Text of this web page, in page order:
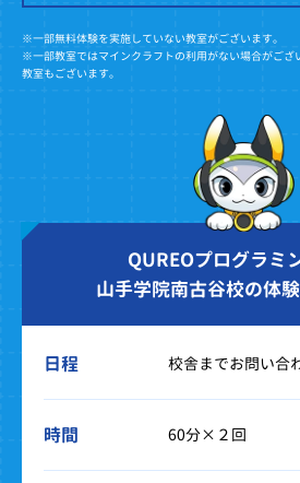
※一部無料体験を実施していない教室がございます。
※一部教室ではマインクラフトの利用がない場合がござ
教室もございます。
QUREOプログラミ
山手学院南古谷校の体
日程 校舎までお問い合
時間 60分×２回